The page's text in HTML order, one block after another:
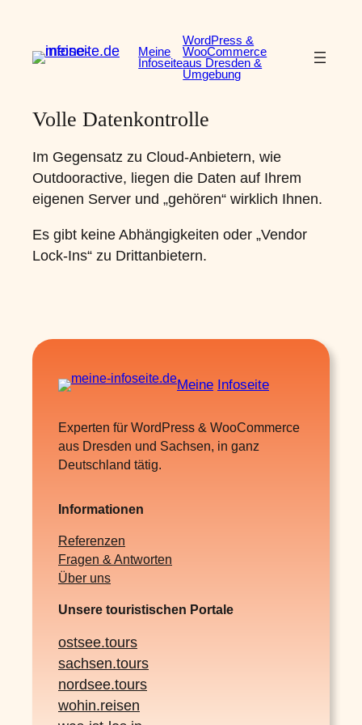
springen
Meine
Infoseite
WordPress &
WooCommerce
aus Dresden &
Umgebung
Volle Datenkontrolle
Im Gegensatz zu Cloud-Anbietern, wie
Outdooractive, liegen die Daten auf Ihrem
eigenen Server und „gehören“ wirklich Ihnen.
Es gibt keine Abhängigkeiten oder „Vendor
Lock-Ins“ zu Drittanbietern.
Meine Infoseite
Experten für WordPress & WooCommerce
aus Dresden und Sachsen, in ganz
Deutschland tätig.
Informationen
Referenzen
Fragen & Antworten
Über uns
Unsere touristischen Portale
ostsee.tours
sachsen.tours
nordsee.tours
wohin.reisen